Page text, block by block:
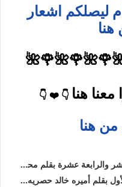
ليصلكم اشعار
هنا
هنا 👇 ❤️ 👇
هنا
عشرة بقلم محمد منصور حصريه وجديده
أميره خالد حصريه وجديده